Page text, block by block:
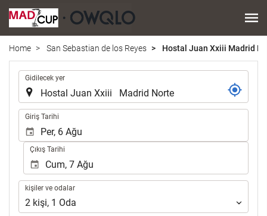
Home San Sebastian de los Reyes Hostal Juan Xxiii Madrid
Gidilecek yer
Giriş Tarihi
Çıkış Tarihi
kişiler
ve
odalar
kişiler ve odalar
2 kişi, 1 Oda